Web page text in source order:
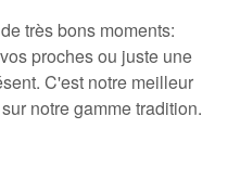
très bons moments:
proches ou juste une
C'est notre meilleur
notre gamme tradition.